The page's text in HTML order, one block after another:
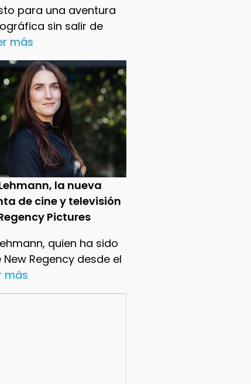
para una aventura
sin salir de
más
la nueva
de cine y televisión
Pictures
quien ha sido
Regency desde el
más